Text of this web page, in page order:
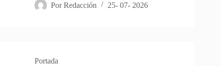
Por Redacción 25- 07- 2026
Portada